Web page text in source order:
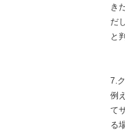
き
だ
と
7.
例
て
る